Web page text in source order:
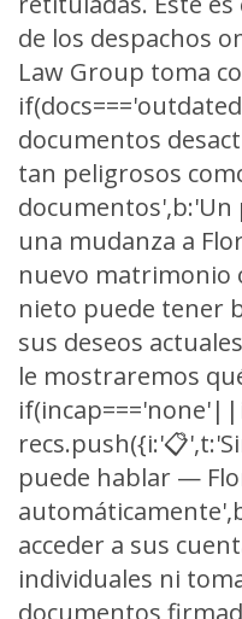
de los despachos
Law Group toma
documentos
tan peligrosos
documentos',b:'Un
una mudanza a
nuevo matrimonio
nieto puede tener
sus deseos
le mostraremos
puede hablar —
acceder a sus
individuales ni
documentos